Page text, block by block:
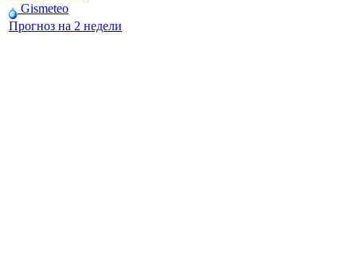
Gismeteo
Прогноз на 2 недели